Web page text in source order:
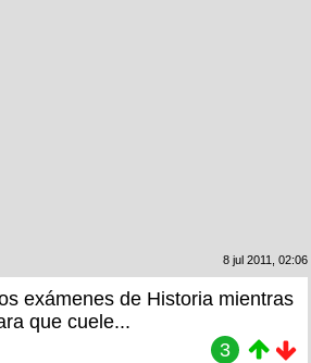
8 jul 2011, 02:06
exámenes de Historia mientras
que cuele...
3